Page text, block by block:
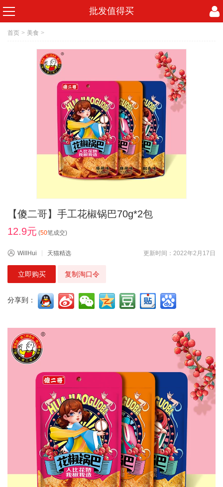
批发值得买
首页 > 美食 >
【傻二哥】手工花椒锅巴70g*2包
12.9元 (50笔成交)
WillHui 天猫精选 更新时间：2022年2月17日
立即购买 复制淘口令
分享到：